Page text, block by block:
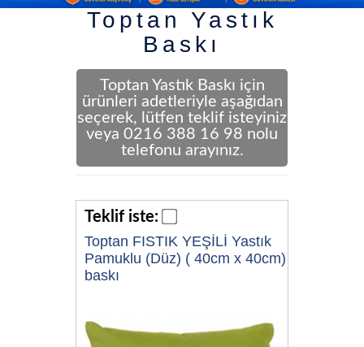
Toptan Yastık
Baskı
Toptan Yastık Baskı için
ürünleri adetleriyle aşağıdan
seçerek, lütfen teklif isteyiniz
veya 0216 388 16 98 nolu
telefonu arayınız.
Teklif iste:
Toptan FISTIK YEŞİLİ Yastık
Pamuklu (Düz) ( 40cm x 40cm)
baskı